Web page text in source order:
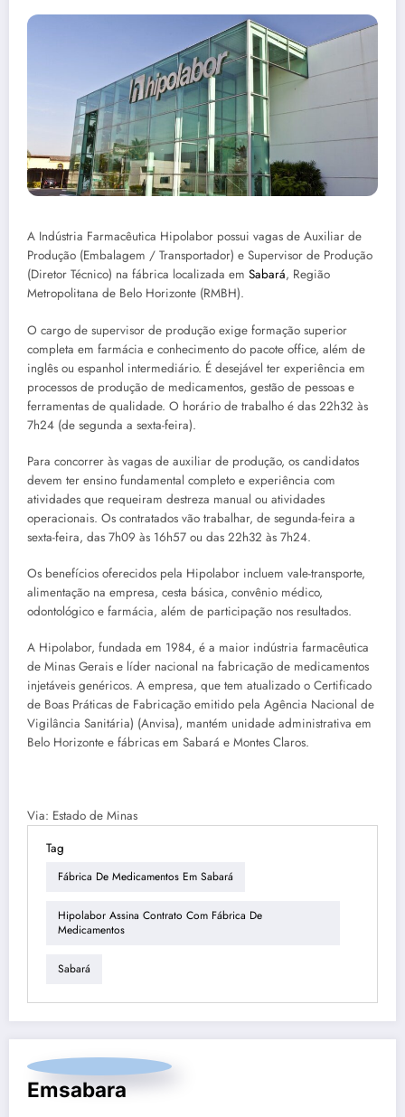
A Indústria Farmacêutica Hipolabor possui vagas de Auxiliar de
Produção (Embalagem / Transportador) e Supervisor de Produção
(Diretor Técnico) na fábrica localizada em Sabará, Região
Metropolitana de Belo Horizonte (RMBH).
O cargo de supervisor de produção exige formação superior
completa em farmácia e conhecimento do pacote office, além de
inglês ou espanhol intermediário. É desejável ter experiência em
processos de produção de medicamentos, gestão de pessoas e
ferramentas de qualidade. O horário de trabalho é das 22h32 às
7h24 (de segunda a sexta-feira).
Para concorrer às vagas de auxiliar de produção, os candidatos
devem ter ensino fundamental completo e experiência com
atividades que requeiram destreza manual ou atividades
operacionais. Os contratados vão trabalhar, de segunda-feira a
sexta-feira, das 7h09 às 16h57 ou das 22h32 às 7h24.
Os benefícios oferecidos pela Hipolabor incluem vale-transporte,
alimentação na empresa, cesta básica, convênio médico,
odontológico e farmácia, além de participação nos resultados.
A Hipolabor, fundada em 1984, é a maior indústria farmacêutica
de Minas Gerais e líder nacional na fabricação de medicamentos
injetáveis genéricos. A empresa, que tem atualizado o Certificado
de Boas Práticas de Fabricação emitido pela Agência Nacional de
Vigilância Sanitária) (Anvisa), mantém unidade administrativa em
Belo Horizonte e fábricas em Sabará e Montes Claros.
Via: Estado de Minas
Tag
Fábrica De Medicamentos Em Sabará
Hipolabor Assina Contrato Com Fábrica De
Medicamentos
Sabará
Emsabara